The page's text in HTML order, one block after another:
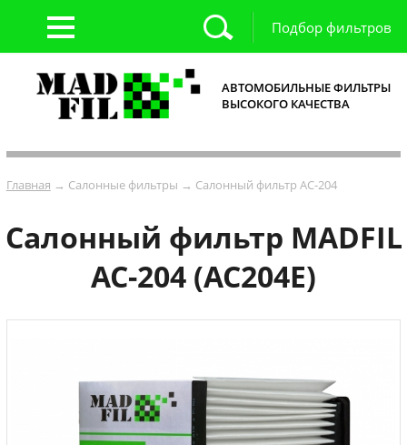
Подбор фильтров
АВТОМОБИЛЬНЫЕ ФИЛЬТРЫ
ВЫСОКОГО КАЧЕСТВА
Главная → Салонные фильтры → Салонный фильтр AC-204
Салонный фильтр MADFIL
AC-204 (AC204E)